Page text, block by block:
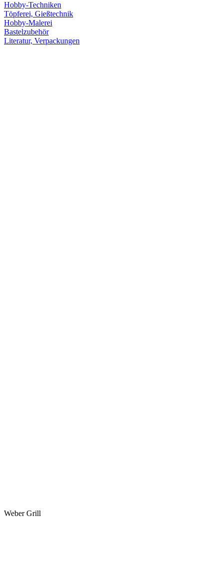
Hobby-Techniken
Töpferei, Gießtechnik
Hobby-Malerei
Bastelzubehör
Literatur, Verpackungen
Weber Grill